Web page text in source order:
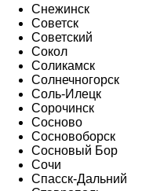
Снежинск
Советск
Советский
Сокол
Соликамск
Солнечногорск
Соль-Илецк
Сорочинск
Сосново
Сосновоборск
Сосновый Бор
Сочи
Спасск-Дальний